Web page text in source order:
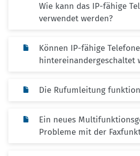
Wie kann das IP-fähige
verwendet werden?
Können IP-fähige Telefone
hintereinandergeschaltet
Die Rufumleitung
Ein neues
Probleme mit der